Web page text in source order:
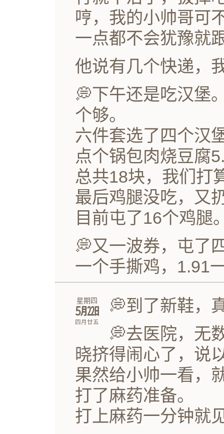
哼，我的小帅哥可
一点都不会犹豫就
他说有几个快递，
💭下午还是吃汉堡
个够。
六件套选了四个汉
点个锅包肉烧豆腐
总共18块，我们打
最后鸡腿没吃，又
目前屯了16个鸡腿
💭又一波券，屯了
一个手撕鸡，1.91
星期四
㋄㏵
四月廿五
💭到了新鞋，
💭去医院，无
晓挤得闹心了，说
果然给小帅一看，
打了麻药准备。
打上麻药一分钟就